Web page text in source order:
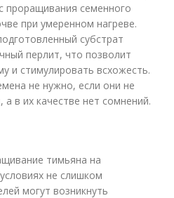
проращивания семенного
при умеренном нагреве.
субстрат
перлит, что позволит
и стимулировать всхожесть.
не нужно, если они не
в их качестве нет сомнений.
тимьяна на
не слишком
могут возникнуть